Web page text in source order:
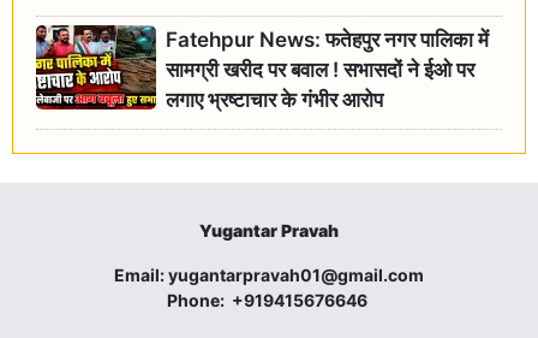
Fatehpur News: फतेहपुर नगर पालिका में
सामग्री खरीद पर बवाल ! सभासदों ने ईओ पर
लगाए भ्रष्टाचार के गंभीर आरोप
Yugantar Pravah
Email:yugantarpravah01@gmail.com
Phone: +919415676646